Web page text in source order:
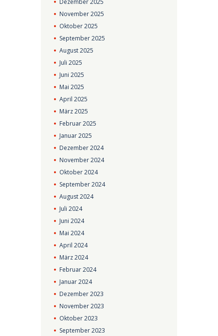
Dezember2025
November2025
Oktober2025
September2025
August2025
Juli2025
Juni2025
Mai2025
April2025
März2025
Februar2025
Januar2025
Dezember2024
November2024
Oktober2024
September2024
August2024
Juli2024
Juni2024
Mai2024
April2024
März2024
Februar2024
Januar2024
Dezember2023
November2023
Oktober2023
September2023